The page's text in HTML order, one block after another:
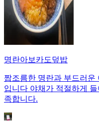
명란아보카도덮밥
짭조름한 명란과 부드러운
입니다 야채가 적절하게
족합니다.